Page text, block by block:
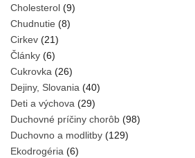
Cholesterol (9)
Chudnutie (8)
Cirkev (21)
Články (6)
Cukrovka (26)
Dejiny, Slovania (40)
Deti a výchova (29)
Duchovné príčiny chorôb (98)
Duchovno a modlitby (129)
Ekodrogéria (6)